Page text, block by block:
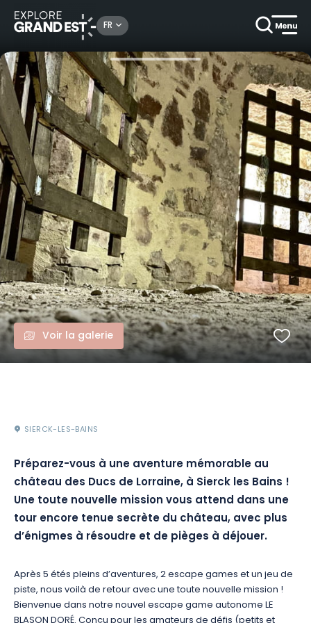
FR
Activités ludiques Escape game au château des Ducs de Lorraine
Voir la galerie
SIERCK-LES-BAINS
Préparez-vous à une aventure mémorable au
château des Ducs de Lorraine, à Sierck les Bains !
Une toute nouvelle mission vous attend dans une
tour encore tenue secrète du château, avec plus
d’énigmes à résoudre et de pièges à déjouer.
Après 5 étés pleins d’aventures, 2 escape games et un jeu de
piste, nous voilà de retour avec une toute nouvelle mission !
Bienvenue dans notre nouvel escape game autonome LE